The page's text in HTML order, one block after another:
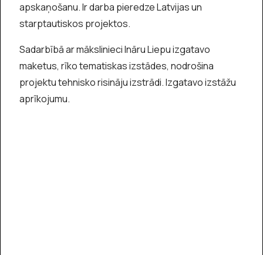
apskaņošanu. Ir darba pieredze Latvijas un
starptautiskos projektos.
Sadarbībā ar mākslinieci Ināru Liepu izgatavo
maketus, rīko tematiskas izstādes, nodrošina
projektu tehnisko risināju izstrādi. Izgatavo izstāžu
aprīkojumu.